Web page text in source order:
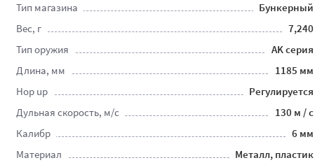
Тип магазина
Бункерный
Вес, г
7,240
Тип оружия
AK серия
Длина, мм
1185 мм
Hop up
Регулируется
Дульная скорость, м/с
130 м / с
Калибр
6 мм
Материал
Металл, пластик